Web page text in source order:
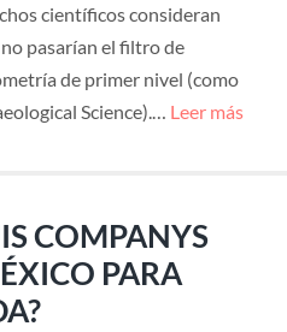
científicos consideran
pasarían el filtro de
de primer nivel (como
Science).… Leer más
COMPANYS
PARA